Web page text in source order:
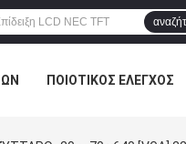
ΠΟΙΟΤΙΚΌΣ ΈΛΕΓΧΟΣ